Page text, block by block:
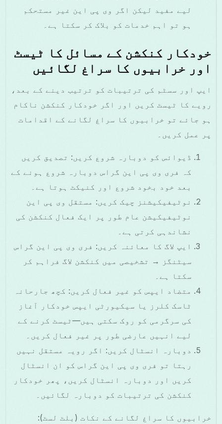
لیے مفید لیکن اگر وی پی این غیر مستحکم
ہو تو اہم خدمات کو بلاک کر سکتا ہے۔
خودکار کنکشن کے مسائل کا ٹیسٹ
اور خرابیوں کا سراغ لگائیں
ایپ اور سسٹم کی ترتیبات کو ترتیب دینے کے بعد،
رویے کا ٹیسٹ کریں اور اگر خودکار کنکشن ناکام
ہو جائے تو خرابیوں کا سراغ لگانے کے اقدامات
پر عمل کریں۔
ڈیوائس کو دوبارہ شروع کریں: تصدیق کریں
کہ فری وی پی این گراس دوبارہ شروع ہونے کے
بعد خود بخود شروع اور کنیکٹ ہوتا ہے۔
نوٹیفیکیشنز چیک کریں: مستقل وی پی این
نوٹیفیکیشن عام طور پر ایک فعال کنکشن کی
نشاندہی کرتی ہے۔
ایپ لاگ کا معائنہ کریں: فری وی پی این گراس
سیٹنگز → تشخیصی میں کنکشن لاگ فراہم کر
سکتا ہے۔
متضاد ایپس کو غیر فعال کریں: کچھ جارحانہ
ٹاسک کلرز یا سیکیورٹی ایپس خودکار آغاز
کی سرگرمی کو روک سکتی ہیں—ٹیسٹ کرنے کے
لیے انہیں عارضی طور پر غیر فعال کریں۔
دوبارہ انسٹال کریں: اگر رویہ مستقل نہیں
رہتا تو فری وی پی این گراس کو ان انسٹال
کریں اور دوبارہ انسٹال کریں، پھر خودکار
کنکشن کی ترتیبات کو دوبارہ لگائیں۔
خرابیوں کا سراغ لگانے کے نکات (بلٹ لسٹ):